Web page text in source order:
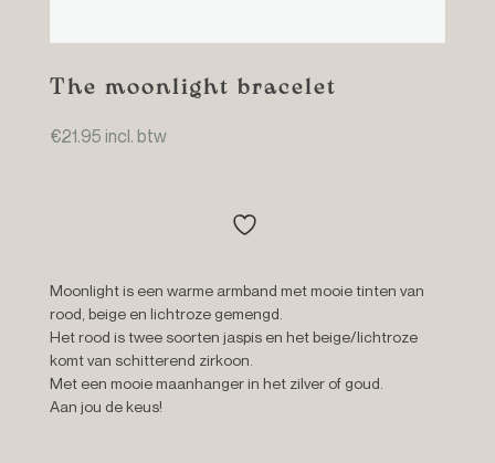
The moonlight bracelet
€21.95 incl. btw
Moonlight is een warme armband met mooie tinten van
rood, beige en lichtroze gemengd.
Het rood is twee soorten jaspis en het beige/lichtroze
komt van schitterend zirkoon.
Met een mooie maanhanger in het zilver of goud.
Aan jou de keus!